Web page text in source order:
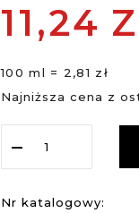
11,24
100 ml = 2,81 zł
Najniższa cena z
Nr katalogowy: